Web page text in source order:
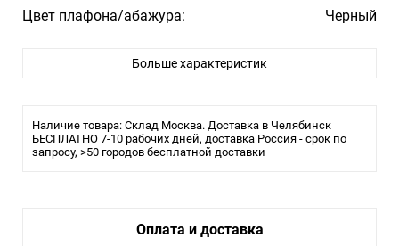
Цвет плафона/абажура:
Черный
Температура свечения:
Ширина, см: 1,8
Высота, см: 31
Световой поток, Lm: 100 Lm
Угол рассеивания: 36
Больше характеристик
Наличие товара: Склад Москва. Доставка в Челябинск
БЕСПЛАТНО 7-10 рабочих дней, доставка Россия - срок по
запросу, >50 городов бесплатной доставки
Оплата и доставка